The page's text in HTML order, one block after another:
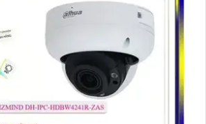
giá rẻ, bạn có thể tham khảo
mại điện tử hoặc tại các cửa
thông tin trên sẽ giúp bạn chọn
chính hãng, giá rẻ và chất
thêm câu hỏi hoặc cần tư vấn
để lại Cung cấp cho công trình